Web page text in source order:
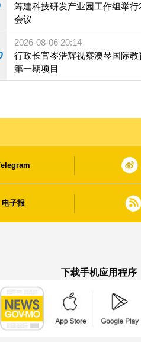
筹建科技研发产业园工作组举行
会议
2026-08-06 20:14
行政长官岑浩辉视察澳琴国际
第一期项目
电子报
下载手机应用程序